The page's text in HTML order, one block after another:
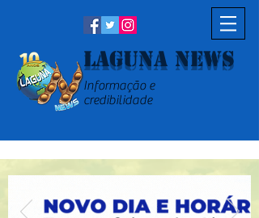
Laguna News
Informação e
credibilidade